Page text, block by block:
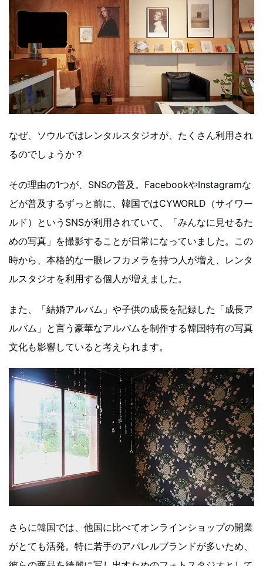
なぜ、ソウルではレンタルスタジオが、たくさん利用され
るのでしょうか？
その理由の1つが、SNSの普及。FacebookやInstagramな
どが普及するずっと前に、韓国ではCYWORLD（サイワー
ルド）というSNSが利用されていて、「みんなに見せるた
めの写真」を撮影することが日常になっていました。この
時から、本格的な一眼レフカメラを持つ人が増え、レンタ
ルスタジオを利用する個人が増えました。
また、「結婚アルバム」や子供の成長を記録した「成長ア
ルバム」と言う豪華なアルバムを制作する韓国特有の写真
文化も影響していると考えられます。
さらに韓国では、他国に比べてオンラインショップの開業
がとても活発。特に若手のアパレルブランドが多いため、